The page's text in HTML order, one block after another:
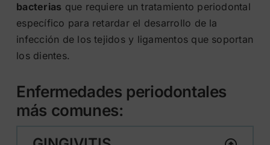
bacterias que requiere un tratamiento periodontal
específico para retardar el desarrollo de la
infección de los tejidos y ligamentos que soportan
los dientes.
Enfermedades periodontales
más comunes: